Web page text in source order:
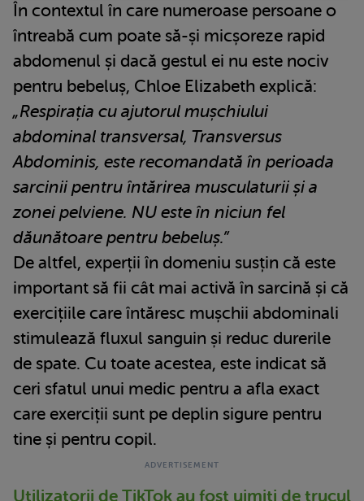
În contextul în care numeroase persoane o
întreabă cum poate să-și micșoreze rapid
abdomenul și dacă gestul ei nu este nociv
pentru bebeluș, Chloe Elizabeth explică:
„Respirația cu ajutorul mușchiului
abdominal transversal, Transversus
Abdominis, este recomandată în perioada
sarcinii pentru întărirea musculaturii și a
zonei pelviene. NU este în niciun fel
dăunătoare pentru bebeluș.”
De altfel, experții în domeniu susțin că este
important să fii cât mai activă în sarcină și că
exercițiile care întăresc mușchii abdominali
stimulează fluxul sanguin și reduc durerile
de spate. Cu toate acestea, este indicat să
ceri sfatul unui medic pentru a afla exact
care exerciții sunt pe deplin sigure pentru
tine și pentru copil.
Utilizatorii de TikTok au fost uimiți de trucul